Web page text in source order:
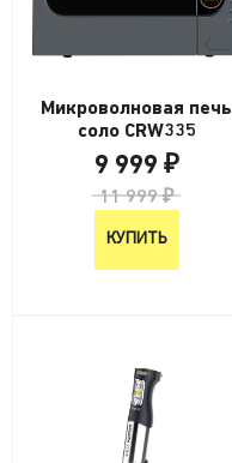
Микроволновая печь
соло CRW335
9 999 ₽
11 999 ₽
КУПИТЬ